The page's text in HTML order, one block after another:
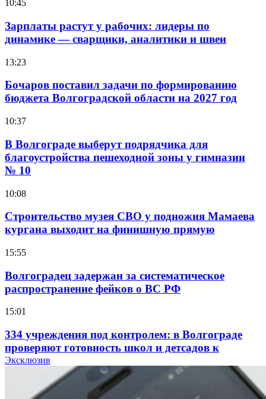
10:45
Зарплаты растут у рабочих: лидеры по
динамике — сварщики, аналитики и швеи
13:23
Бочаров поставил задачи по формированию
бюджета Волгоградской области на 2027 год
10:37
В Волгограде выберут подрядчика для
благоустройства пешеходной зоны у гимназии
№ 10
10:08
Строительство музея СВО у подножия Мамаева
кургана выходит на финишную прямую
15:55
Волгоградец задержан за систематическое
распространение фейков о ВС РФ
15:01
334 учреждения под контролем: в Волгограде
проверяют готовность школ и детсадов к
учебному году
Эксклюзив